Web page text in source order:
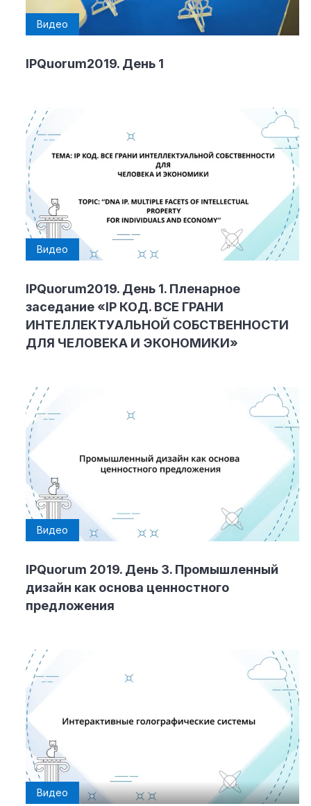
Материалы партнеров
АКИ
Онлайн патент
Цифровой Сарафан
Смотрите нас в соцсетях и мессенджерах
Видео
IPQuorum2019. День 1
Видео
IPQuorum2019. День 1. Пленарное
заседание «IP КОД. ВСЕ ГРАНИ
ИНТЕЛЛЕКТУАЛЬНОЙ СОБСТВЕННОСТИ
ДЛЯ ЧЕЛОВЕКА И ЭКОНОМИКИ»
Видео
IPQuorum 2019. День 3. Промышленный
дизайн как основа ценностного
предложения
Видео